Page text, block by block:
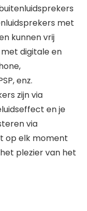
met
kunnen vrij
digitale en
enz.
zijn via
en je
via
op elk moment
plezier van het